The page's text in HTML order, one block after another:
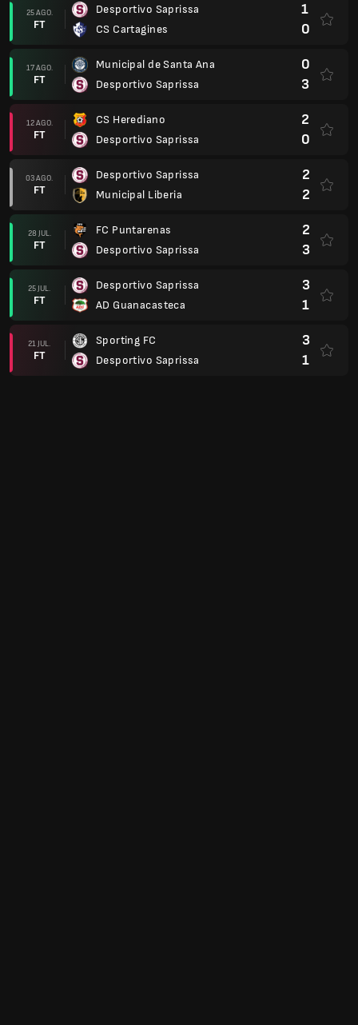
25 AGO.
FT
Desportivo Saprissa
CS Cartagines
1
0
17 AGO.
FT
Municipal de Santa Ana
Desportivo Saprissa
0
3
12 AGO.
FT
CS Herediano
Desportivo Saprissa
2
0
03 AGO.
FT
Desportivo Saprissa
Municipal Liberia
2
2
28 JUL.
FT
FC Puntarenas
Desportivo Saprissa
2
3
25 JUL.
FT
Desportivo Saprissa
AD Guanacasteca
3
1
21 JUL.
FT
Sporting FC
Desportivo Saprissa
3
1